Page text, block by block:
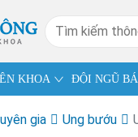
KHOA ĐỘI NGŨ
gia Ung bướu